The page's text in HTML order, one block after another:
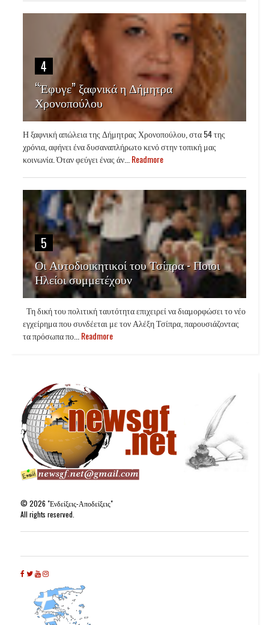
4
“Έφυγε” ξαφνικά η Δήμητρα
Χρονοπούλου
Η ξαφνική απώλεια της Δήμητρας Χρονοπούλου, στα 54 της
χρόνια, αφήνει ένα δυσαναπλήρωτο κενό στην τοπική μας
κοινωνία. Όταν φεύγει ένας άν... Readmore
5
Οι Αυτοδιοικητικοί του Τσίπρα - Ποιοι
Ηλείοι συμμετέχουν
Τη δική του πολιτική ταυτότητα επιχειρεί να διαμορφώσει το νέο
εγχείρημα που συνδέεται με τον Αλέξη Τσίπρα, παρουσιάζοντας
τα πρόσωπα πο... Readmore
©2026 "Ενδείξεις-Αποδείξεις"
All rights reserved.